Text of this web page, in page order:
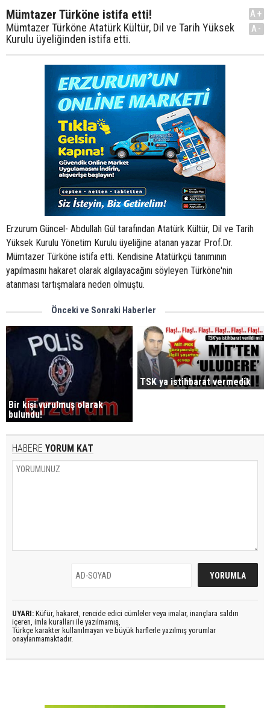
Mümtazer Türköne istifa etti!
Mümtazer Türköne Atatürk Kültür, Dil ve Tarih Yüksek
Kurulu üyeliğinden istifa etti.
A+
A-
Erzurum Güncel- Abdullah Gül tarafından Atatürk Kültür, Dil ve Tarih
Yüksek Kurulu Yönetim Kurulu üyeliğine atanan yazar Prof.Dr.
Mümtazer Türköne istifa etti. Kendisine Atatürkçü tanımının
yapılmasını hakaret olarak algılayacağını söyleyen Türköne'nin
atanması tartışmalara neden olmuştu.
Önceki ve Sonraki Haberler
Bir kişi vurulmuş olarak
bulundu!
TSK ya istihbarat vermedik
HABERE YORUM KAT
UYARI: Küfür, hakaret, rencide edici cümleler veya imalar, inançlara saldırı
içeren, imla kuralları ile yazılmamış,
Türkçe karakter kullanılmayan ve büyük harflerle yazılmış yorumlar
onaylanmamaktadır.